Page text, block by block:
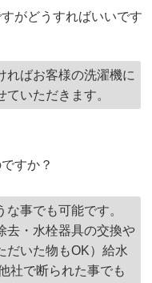
がどうすればいいです
ればお客様の洗濯機に
いただきます。
すか？
事でも可能です。
去・水栓器具の交換や
だいた物もOK）給水
社で断られた事でも